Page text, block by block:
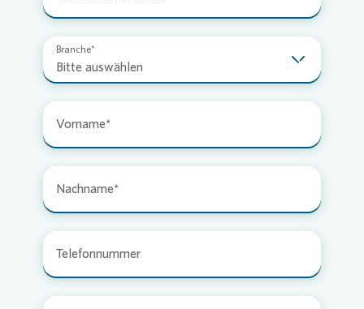
Branche
Bitte auswählen
Vorname
Nachname
Telefonnummer